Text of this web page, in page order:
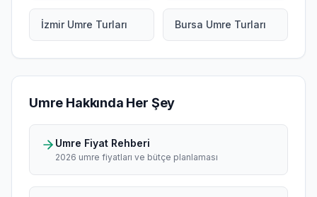
İzmir Umre Turları Bursa Umre Turları
Umre Hakkında Her Şey
Umre Fiyat Rehberi
2026 umre fiyatları ve bütçe planlaması